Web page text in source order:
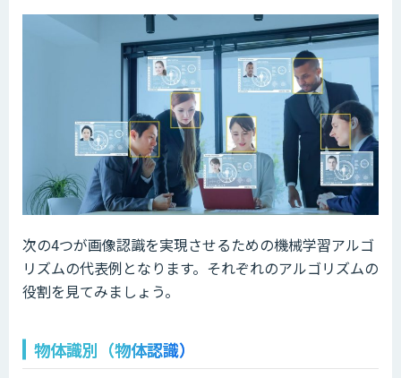
次の4つが画像認識を実現させるための機械学習アルゴ
リズムの代表例となります。それぞれのアルゴリズムの
役割を見てみましょう。
物体識別（物体認識）